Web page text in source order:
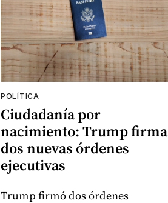
POLÍTICA
Ciudadanía por
nacimiento: Trump firma
dos nuevas órdenes
ejecutivas
Trump firmó dos órdenes